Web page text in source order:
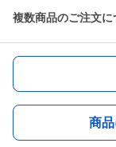
複数商品のご注文に
商